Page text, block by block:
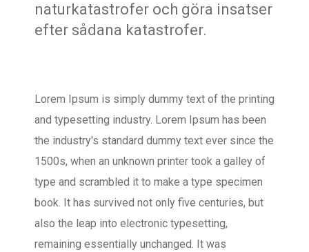
naturkatastrofer och göra insatser
efter sådana katastrofer.
Lorem Ipsum is simply dummy text of the printing
and typesetting industry. Lorem Ipsum has been
the industry's standard dummy text ever since the
1500s, when an unknown printer took a galley of
type and scrambled it to make a type specimen
book. It has survived not only five centuries, but
also the leap into electronic typesetting,
remaining essentially unchanged. It was